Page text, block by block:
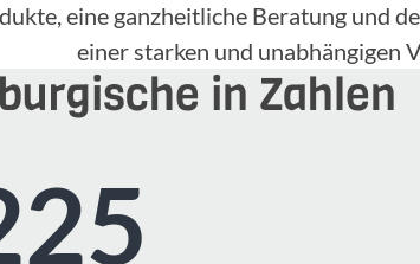
eine ganzheitliche Beratung und
einer starken und unabhängigen
in Zahlen